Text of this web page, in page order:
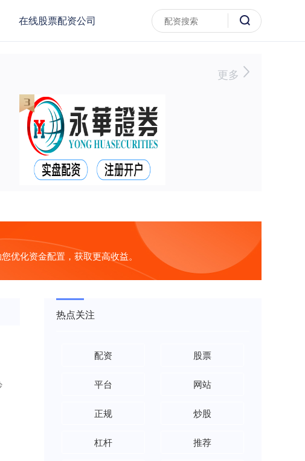
在线股票配资公司
更多
优化资金配置，获取更高收益。
热点关注
配资 股票
平台 网站
正规 炒股
杠杆 推荐